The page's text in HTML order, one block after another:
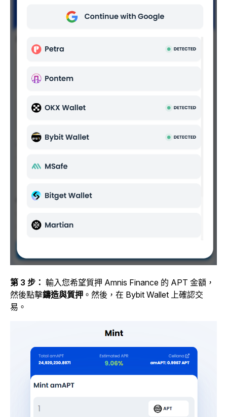
第 3 步： 輸入您希望質押 Amnis Finance 的 APT 金額，
然後點擊鑄造與質押 。然後，在 Bybit Wallet 上確認交
易。